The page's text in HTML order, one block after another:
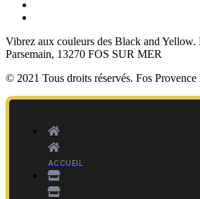
Vibrez aux couleurs des Black and Yellow.
Parsemain, 13270 FOS SUR MER
© 2021 Tous droits réservés. Fos Provence
ACCUEIL